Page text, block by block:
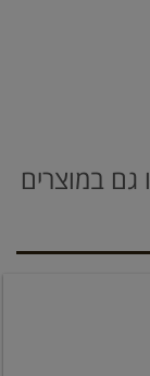
גם במוצרים